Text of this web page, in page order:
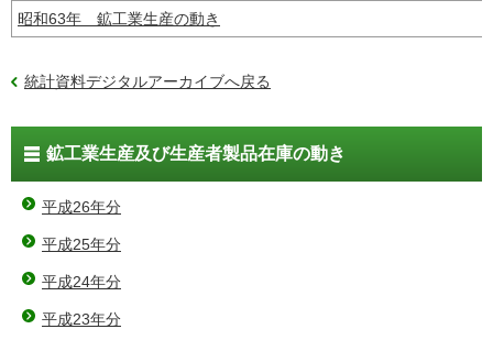
昭和63年 鉱工業生産の動き
統計資料デジタルアーカイブへ戻る
鉱工業生産及び生産者製品在庫の動き
平成26年分
平成25年分
平成24年分
平成23年分